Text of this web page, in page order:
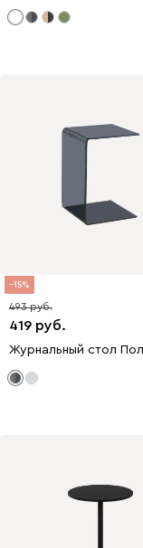
15
419
493
Журнальный стол